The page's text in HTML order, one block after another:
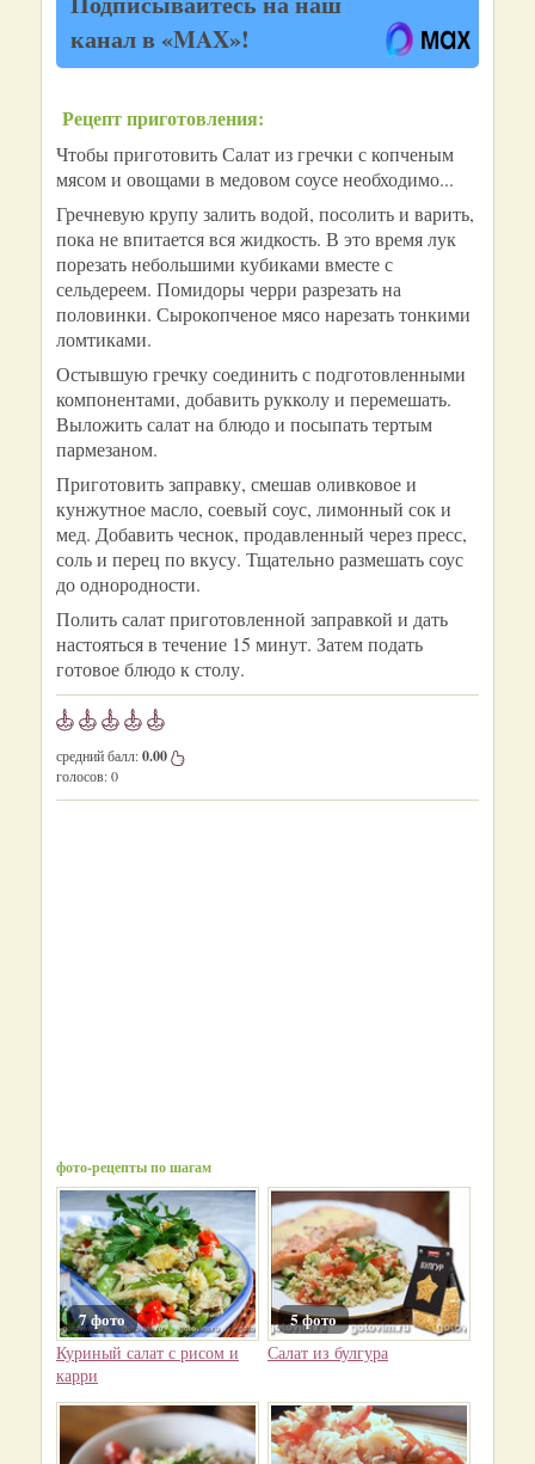
канал в «MAX»!
Рецепт приготовления:
Чтобы приготовить Салат из гречки с копченым
мясом и овощами в медовом соусе необходимо...
Гречневую крупу залить водой, посолить и варить,
пока не впитается вся жидкость. В это время лук
порезать небольшими кубиками вместе с
сельдереем. Помидоры черри разрезать на
половинки. Сырокопченое мясо нарезать тонкими
ломтиками.
Остывшую гречку соединить с подготовленными
компонентами, добавить рукколу и перемешать.
Выложить салат на блюдо и посыпать тертым
пармезаном.
Приготовить заправку, смешав оливковое и
кунжутное масло, соевый соус, лимонный сок и
мед. Добавить чеснок, продавленный через пресс,
соль и перец по вкусу. Тщательно размешать соус
до однородности.
Полить салат приготовленной заправкой и дать
настояться в течение 15 минут. Затем подать
готовое блюдо к столу.
средний балл:0.00
голосов:0
фото-рецепты по шагам
7 фото
Куриный салат с рисом и
карри
5 фото
Салат из булгура